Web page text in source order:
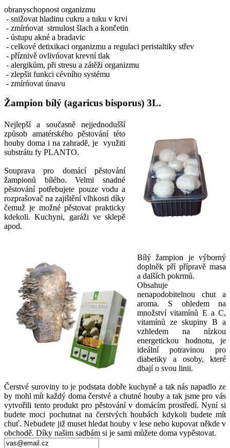
obranyschopnost organizmu
- snižovat hladinu cukru a tuku v krvi
- zmírńovat strnulost šlach a končetin
- ústupu akné a bradavic
- celkové detixikaci organizmu a regulaci peristaltiky střev
- příznivě ovlivńovat krevní tlak
- alergikům, při stresu a zátěži organizmu
- zlepšit funkci cévního systému
- zmírńovat únavu
Žampion bílý (agaricus bisporus) 3L.
Nejlepší a současně nejjednodušší
způsob amatérského pěstování této
houby doma i na zahradě, je využiti
substrátu fy PLANTO.
Souprava pro domácí pěstování
žampionů bílého. Velmi snadné
pěstování potřebujete pouze vodu a
rozprašovač na zajištění vlhkosti díky
čemuž je možné pěstovat prakticky
kdekoli. Kuchyni, garáži ve sklepě
apod.
Bílý žampion je výborný
doplněk pří přípravě masa
a dalších pokrmů.
Obsahuje
nenapodobitelnou chut a
aroma. S ohledem na
množství vitamínů E a C,
vitamínů ze skupiny B a
vzhledem na nízkou
energetickou hodnotu, je
ideální potravinou pro
diabetiky a osoby, které
dbají o svou linii.
Čerstvé suroviny to je podstata dobře kuchyně a tak nás napadlo ze
by mohl mít každý doma čerstvé a chutné houby a tak jsme pro vás
vytvořili tento produkt pro pěstování v domácím prostředí. Nyní si
budete moci pochutnat na čerstvých houbách kdykoli budete mít
chuť. Nebudete již muset hledat houby v lese nebo kupovat někde v
obchodě. Díky našim sadbám si je sami můžete doma vypěstovat.